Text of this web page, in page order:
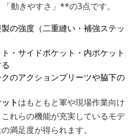
動きやすさ」**の3点です。
製の強度（二重縫い・補強ステッ
・サイドポケット・内ポケット
クのアクションプリーツや脇下の
トはもともと軍や現場作業向け
れらの機能が充実しているモデ
満足度が得られます。